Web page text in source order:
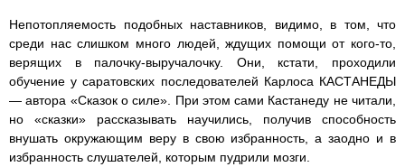
Непотопляемость подобных наставников, видимо, в том, что
среди нас слишком много людей, ждущих помощи от кого-то,
верящих в палочку-выручалочку. Они, кстати, проходили
обучение у саратовских последователей Карлоса КАСТАНЕДЫ
— автора «Сказок о силе». При этом сами Кастанеду не читали,
но «сказки» рассказывать научились, получив способность
внушать окружающим веру в свою избранность, а заодно и в
избранность слушателей, которым пудрили мозги.